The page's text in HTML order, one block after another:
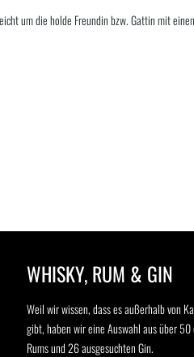
um die holde Freundin bzw. Gattin mit
WHISKY, RUM & GIN
Weil wir wissen, dass es außerhalb von
gibt, haben wir eine Auswahl aus über
Rums und 26 ausgesuchten Gin.